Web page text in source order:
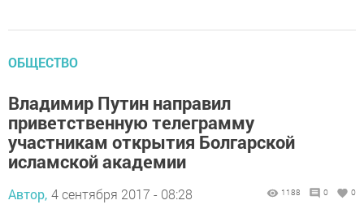
ОБЩЕСТВО
Владимир Путин направил
приветственную телеграмму
участникам открытия Болгарской
исламской академии
Автор, 4 сентября 2017 - 08:28 1188 0 0